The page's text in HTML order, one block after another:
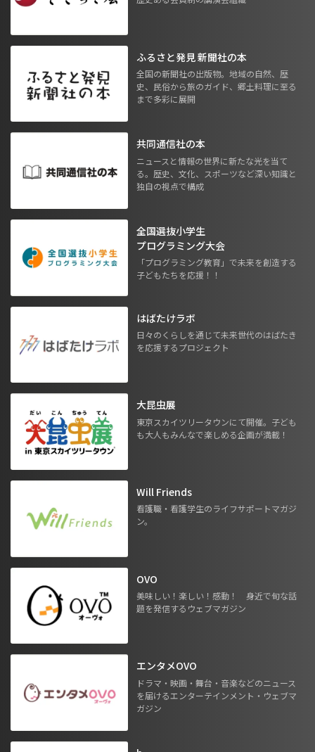
ふるさと発見 新聞社の本
全国の新聞社の出版物。地域の自然、歴
史、民俗から旅のガイド、郷土料理に至る
まで多彩に展開
共同通信社の本
ニュースと情報の世界に新たな光を当て
る。歴史、文化、スポーツなど深い知識と
独自の視点で構成
全国選抜小学生
プログラミング大会
「プログラミング教育」で未来を創造する
子どもたちを応援！！
はばたけラボ
日々のくらしを通じて未来世代のはばたき
を応援するプロジェクト
大昆虫展
東京スカイツリータウンにて開催。子ども
も大人もみんなで楽しめる企画が満載！
Will Friends
看護職・看護学生のライフサポートマガジ
ン。
OVO
美味しい！楽しい！感動！ 身近で旬な話
題を発信するウェブマガジン
エンタメOVO
ドラマ・映画・舞台・音楽などのニュース
を届けるエンターテインメント・ウェブマ
ガジン